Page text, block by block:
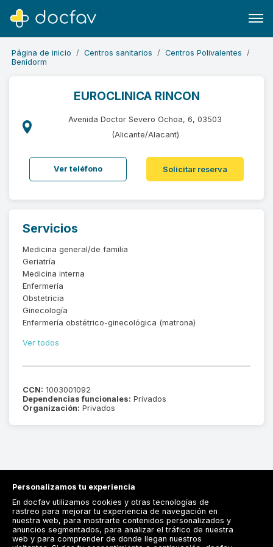
Software para clínicas
Soporte
¿Eres un doctor?
Página de inicio Centros sanitarios
Centros Polivalentes
Benidorm
EUROCLINICA RINCON
Avenida Doctor Severo Ochoa, 6, 03503
(Alicante/Alacant)
Ver teléfono Solicitar reserva
Servicios
Medicina general/de familia
Geriatría
Medicina interna
Enfermería
Obstetricia
Ginecología
Enfermería obstétrico-ginecológica (matrona)
Ver todos
CCN: 1003001092
Dependencias funcionales: Privados
Organización: Privados
Registrarse
Personalizamos tu experiencia
En docfav utilizamos cookies y otras tecnologías de
rastreo para mejorar tu experiencia de navegación en
nuestra web, para mostrarte contenidos personalizados y
anuncios segmentados, para analizar el tráfico de nuestra
web y para comprender de donde llegan nuestros